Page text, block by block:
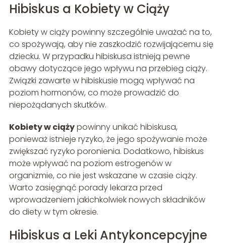
Hibiskus a Kobiety w Ciąży
Kobiety w ciąży powinny szczególnie uważać na to,
co spożywają, aby nie zaszkodzić rozwijającemu się
dziecku. W przypadku hibiskusa istnieją pewne
obawy dotyczące jego wpływu na przebieg ciąży.
Związki zawarte w hibiskusie mogą wpływać na
poziom hormonów, co może prowadzić do
niepożądanych skutków.
Kobiety w ciążypowinny unikać hibiskusa,
ponieważ istnieje ryzyko, że jego spożywanie może
zwiększać ryzyko poronienia. Dodatkowo, hibiskus
może wpływać na poziom estrogenów w
organizmie, co nie jest wskazane w czasie ciąży.
Warto zasięgnąć porady lekarza przed
wprowadzeniem jakichkolwiek nowych składników
do diety w tym okresie.
Hibiskus a Leki Antykoncepcyjne